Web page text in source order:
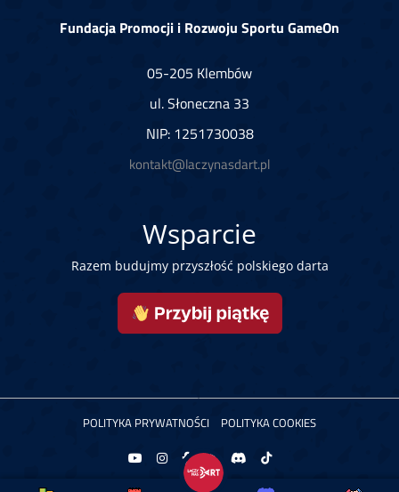
Fundacja Promocji i Rozwoju Sportu GameOn
05-205 Klembów
ul. Słoneczna 33
NIP: 1251730038
kontakt@laczynasdart.pl
Wsparcie
Razem budujmy przyszłość polskiego darta
POLITYKA PRYWATNOŚCI POLITYKA COOKIES